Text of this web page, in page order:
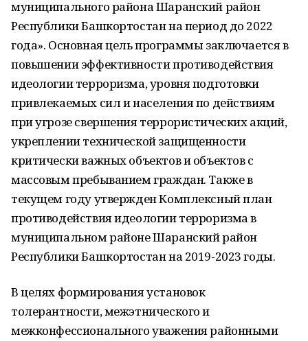
муниципального района Шаранский район
Республики Башкортостан на период до 2022
года». Основная цель программы заключается в
повышении эффективности противодействия
идеологии терроризма, уровня подготовки
привлекаемых сил и населения по действиям
при угрозе свершения террористических акций,
укреплении технической защищенности
критически важных объектов и объектов с
массовым пребыванием граждан. Также в
текущем году утвержден Комплексный план
противодействия идеологии терроризма в
муниципальном районе Шаранский район
Республики Башкортостан на 2019-2023 годы.
В целях формирования установок
толерантности, межэтнического и
межконфессионального уважения районными